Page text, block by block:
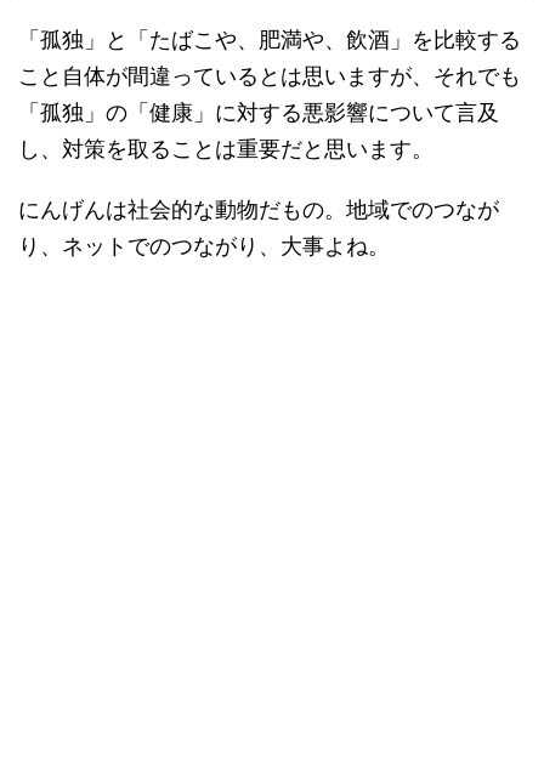
「孤独」と「たばこや、肥満や、飲酒」を比較する
こと自体が間違っているとは思いますが、それでも
「孤独」の「健康」に対する悪影響について言及
し、対策を取ることは重要だと思います。
にんげんは社会的な動物だもの。地域でのつなが
り、ネットでのつながり、大事よね。